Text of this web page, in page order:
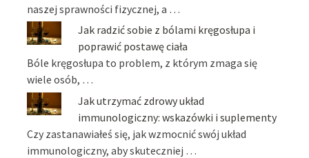
naszej sprawności fizycznej, a …
Jak radzić sobie z bólami kręgosłupa i
poprawić postawę ciała
Bóle kręgosłupa to problem, z którym zmaga się
wiele osób, …
Jak utrzymać zdrowy układ
immunologiczny: wskazówki i suplementy
Czy zastanawiałeś się, jak wzmocnić swój układ
immunologiczny, aby skuteczniej …